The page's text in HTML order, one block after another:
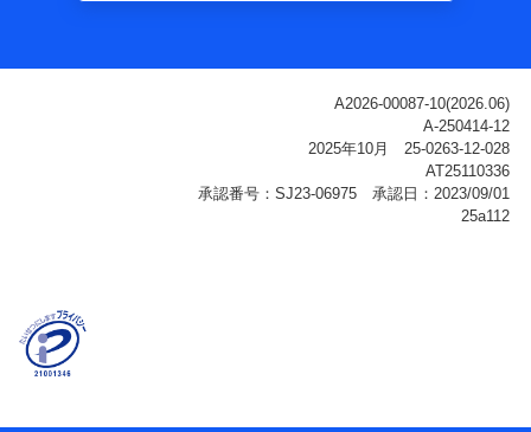
ご契約状態・ご利用履歴インターネット利用時の行動に
関する情報、アプリケーション利用時の行動に関する情
報、購入されたサービスや商品の名称・購入場所・決済
に関する情報、アンケートの回答に関する情報などが含
名、住所、生年月日、性別、保険契約者と被保険者の関
係、保険加入の目的、保険商品の内容、保険料、保険料
のお支払方法、車のメーカーや走行距離などの情報、建